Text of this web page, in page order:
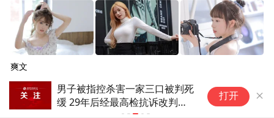
Meta(META.US)正面硬刚
OpenAI与Anthropic：发布首
个AI编程智能体Muse Code，
打开
爽文